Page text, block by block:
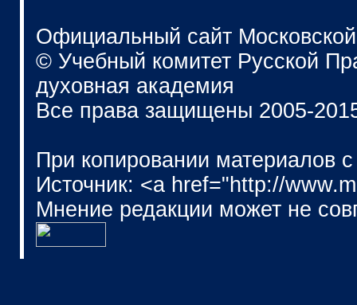
Официальный сайт
© Учебный комитет Русской
духовная академия
Все права защищены 2005-
При копировании материалов
Источник: <a href="http://
Мнение редакции может не